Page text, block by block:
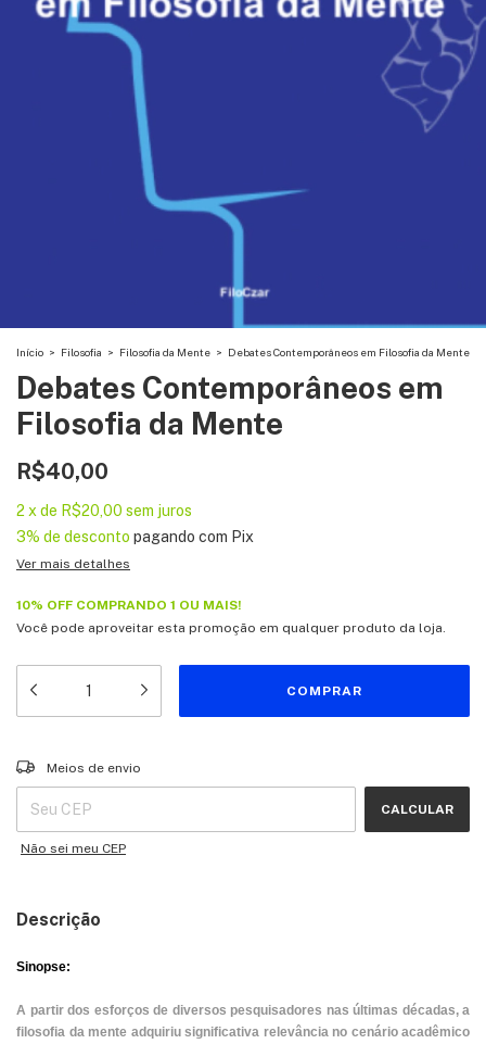
Início > Filosofia > Filosofia da Mente > Debates Contemporâneos em Filosofia da Mente
Debates Contemporâneos em
Filosofia da Mente
R$40,00
2 x de R$20,00 sem juros
3% de desconto pagando com Pix
Ver mais detalhes
10% OFF COMPRANDO 1 OU MAIS!
Você pode aproveitar esta promoção em qualquer produto da loja.
Entregas para o CEP:
Meios de envio
CALCULAR
Não sei meu CEP
Descrição
Sinopse:
A partir dos esforços de diversos pesquisadores nas últimas décadas, a
filosofia da mente adquiriu significativa relevância no cenário acadêmico